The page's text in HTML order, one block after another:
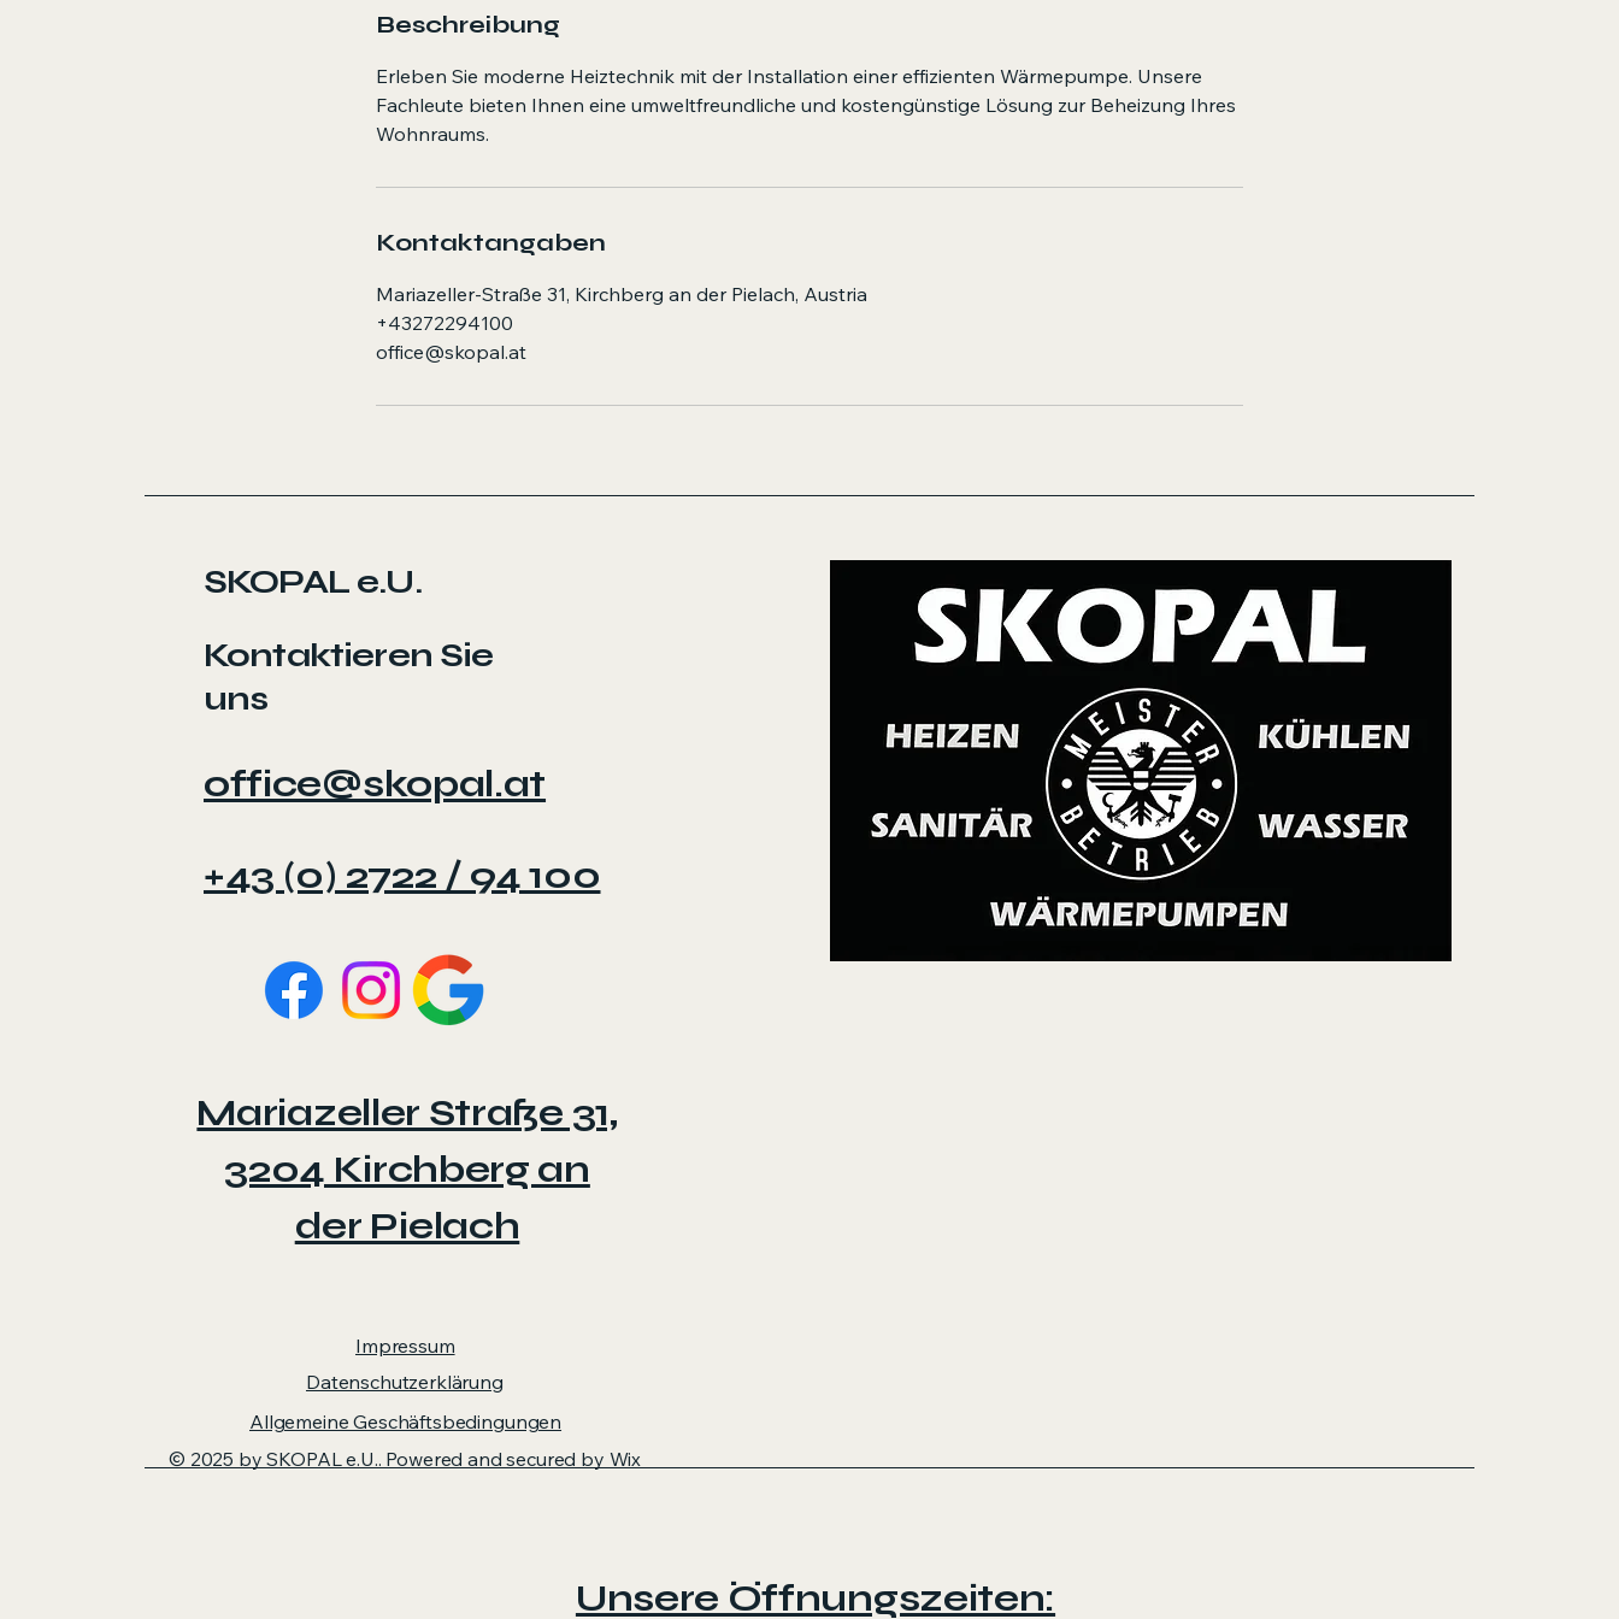
Beschreibung
Erleben Sie moderne Heiztechnik mit der Installation einer effizienten Wärmepumpe. Unsere
Fachleute bieten Ihnen eine umweltfreundliche und kostengünstige Lösung zur Beheizung Ihres
Wohnraums.
Kontaktangaben
Mariazeller-Straße 31, Kirchberg an der Pielach, Austria
+43272294100
office@skopal.at
SKOPAL e.U.
Kontaktieren Sie
uns
office@skopal.at
+43 (0) 2722 / 94 100
Mariazeller Straße 31,
3204 Kirchberg an
der Pielach
Datenschutzerklärung​
Impressum
© 2025 by SKOPAL e.U.. Powered and secured by Wix
Allgemeine Geschäftsbedingungen
Unsere Öffnungszeiten: